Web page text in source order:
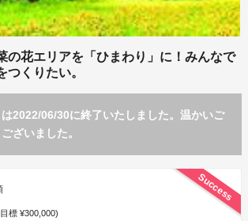
の花エリアを「ひまわり」に！みんなで
つくりたい。
2022/06/30に終了いたしました。温かいご
ざいました。
Success
標 ¥300,000)